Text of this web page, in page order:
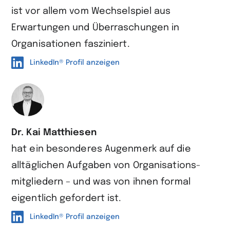
ist vor allem vom Wechselspiel aus
Erwartungen und Überraschungen in
Organisationen fasziniert.
LinkedIn® Profil anzeigen
Dr. Kai Matthiesen
hat ein besonderes Augen­merk auf die
alltäglichen Aufgaben von Organisations­
mitgliedern – und was von ihnen formal
eigentlich gefordert ist.
LinkedIn® Profil anzeigen